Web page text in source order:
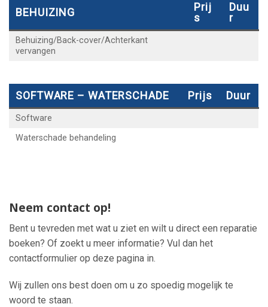
BEHUIZING
Prij
S
Duu
R
Behuizing/Back-cover/Achterkant
vervangen
SOFTWARE – WATERSCHADE Prijs Duur
Software
Waterschade behandeling
Neem contact op!
Bent u tevreden met wat u ziet en wilt u direct een reparatie
boeken? Of zoekt u meer informatie? Vul dan het
contactformulier op deze pagina in.
Wij zullen ons best doen om u zo spoedig mogelijk te
woord te staan.